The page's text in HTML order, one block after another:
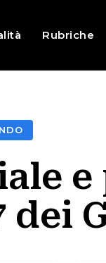
Rubriche
dei